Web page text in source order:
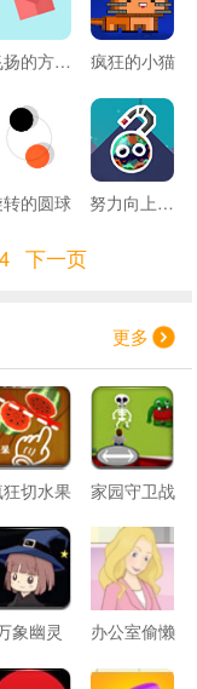
飞扬的方块鸟 疯狂的小猫
的圆球 努力向上的铁球
4 下一页
更多
切水果 家园守卫战
象幽灵 办公室偷懒